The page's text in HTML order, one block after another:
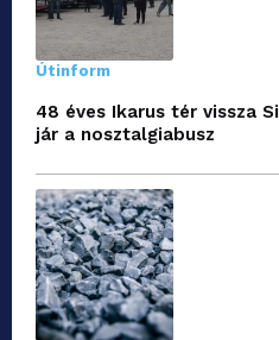
Útinform
48 éves Ikarus tér vissza
jár a nosztalgiabusz